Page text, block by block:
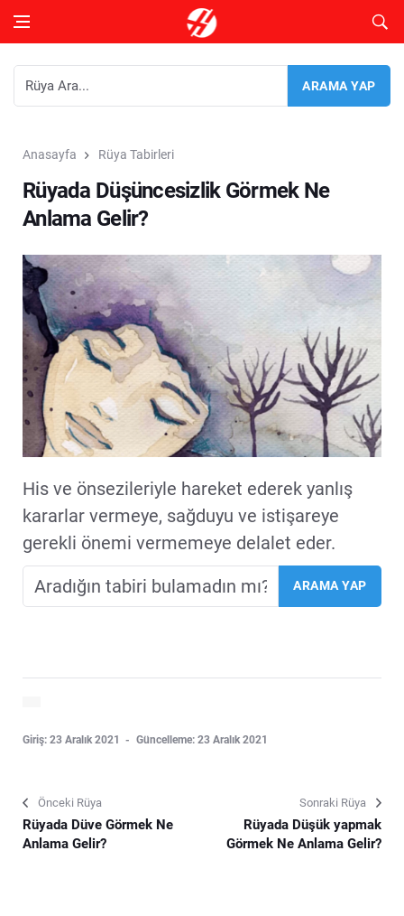
Anasayfa Rüya Tabirleri
Rüyada Düşüncesizlik Görmek Ne
Anlama Gelir?
His ve önsezileriyle hareket ederek yanlış
kararlar vermeye, sağduyu ve istişareye
gerekli önemi vermemeye delalet eder.
Giriş: 23 Aralık 2021 Güncelleme: 23 Aralık 2021
Önceki Rüya
Rüyada Düve Görmek Ne
Anlama Gelir?
Sonraki Rüya
Rüyada Düşük yapmak
Görmek Ne Anlama Gelir?